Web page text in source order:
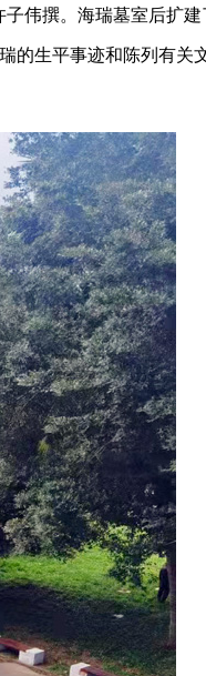
伟撰。海瑞墓室后扩建
的生平事迹和陈列有关文